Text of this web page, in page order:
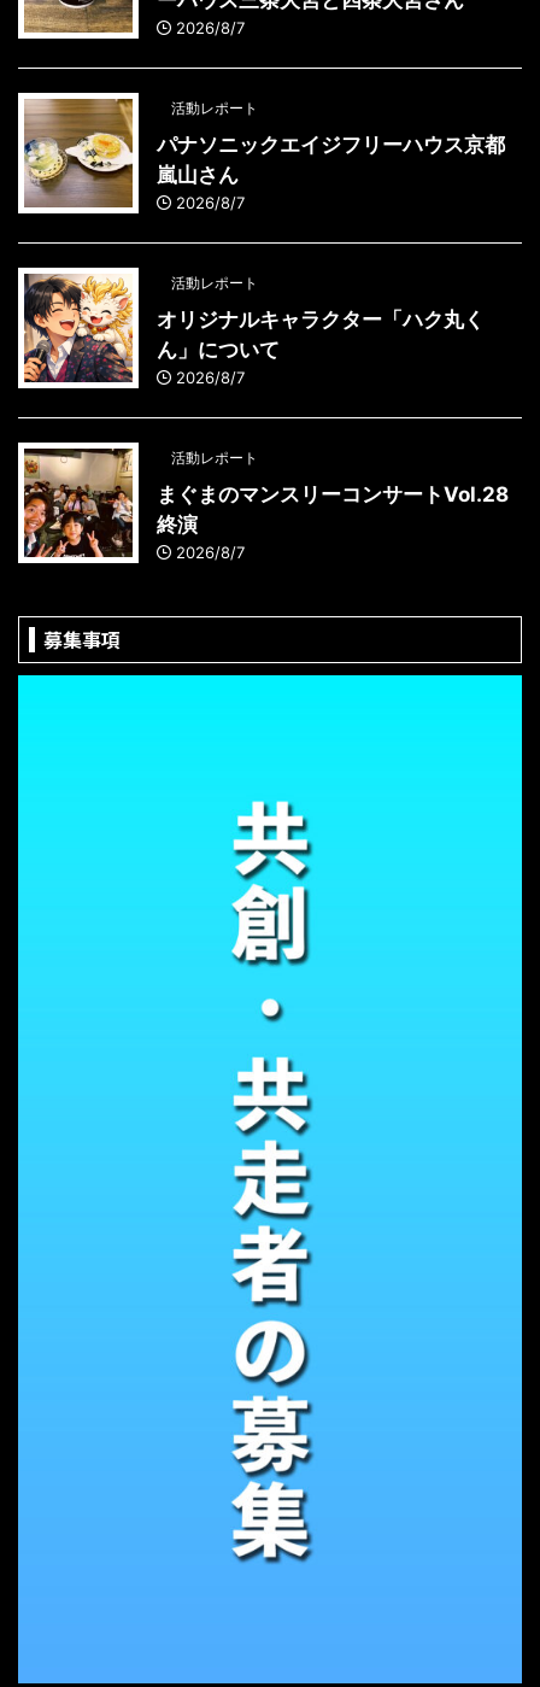
2026/8/7
活動レポート
パナソニックエイジフリーハウス京都
嵐山さん
2026/8/7
活動レポート
オリジナルキャラクター「ハク丸く
ん」について
2026/8/7
活動レポート
まぐまのマンスリーコンサートVol.28
終演
2026/8/7
募集事項